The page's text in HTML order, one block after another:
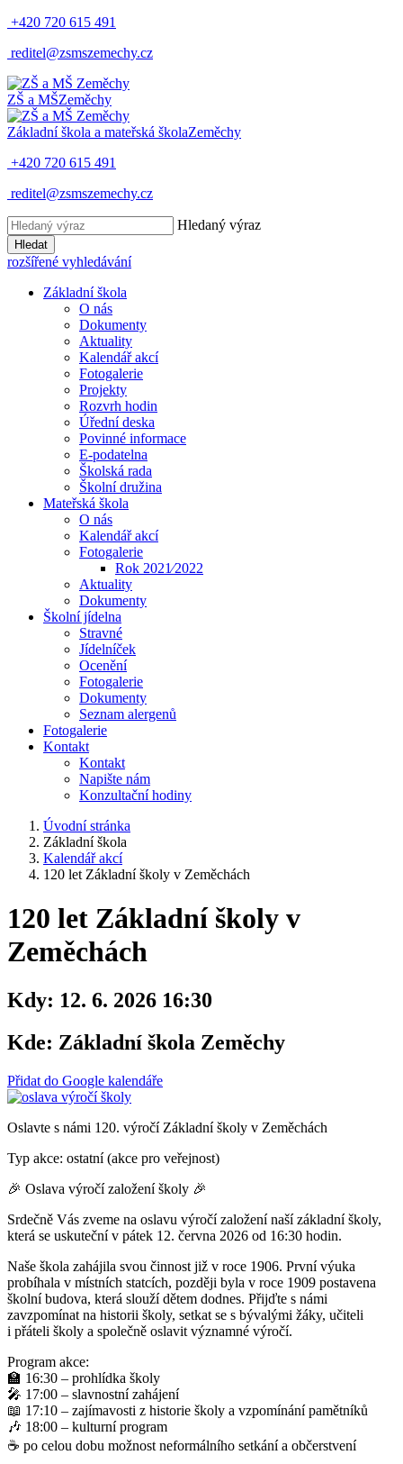
+420 720 615 491
reditel@zsmszemechy.cz
ZŠ a MŠZeměchy
Základní škola a mateřská školaZeměchy
+420 720 615 491
reditel@zsmszemechy.cz
Hledaný výraz
Hledat
rozšířené vyhledávání
Základní škola
O nás
Dokumenty
Aktuality
Kalendář akcí
Fotogalerie
Projekty
Rozvrh hodin
Úřední deska
Povinné informace
E-podatelna
Školská rada
Školní družina
Mateřská škola
O nás
Kalendář akcí
Fotogalerie
Rok 2021⁄2022
Aktuality
Dokumenty
Školní jídelna
Stravné
Jídelníček
Ocenění
Fotogalerie
Dokumenty
Seznam alergenů
Fotogalerie
Kontakt
Kontakt
Napište nám
Konzultační hodiny
Úvodní stránka
Základní škola
Kalendář akcí
120 let Základní školy v Zeměchách
120 let Základní školy v
Zeměchách
Kdy: 12. 6. 2026 16:30
Kde: Základní škola Zeměchy
Přidat do Google kalendáře
Oslavte s námi 120. výročí Základní školy v Zeměchách
Typ akce: ostatní (akce pro veřejnost)
🎉 Oslava výročí založení školy 🎉
Srdečně Vás zveme na oslavu výročí založení naší základní školy,
která se uskuteční v pátek 12. června 2026 od 16:30 hodin.
Naše škola zahájila svou činnost již v roce 1906. První výuka
probíhala v místních statcích, později byla v roce 1909 postavena
školní budova, která slouží dětem dodnes. Přijďte s námi
zavzpomínat na historii školy, setkat se s bývalými žáky, učiteli
i přáteli školy a společně oslavit významné výročí.
Program akce:
🏫 16:30 – prohlídka školy
🎤 17:00 – slavnostní zahájení
📖 17:10 – zajímavosti z historie školy a vzpomínání pamětníků
🎶 18:00 – kulturní program
☕ po celou dobu možnost neformálního setkání a občerstvení